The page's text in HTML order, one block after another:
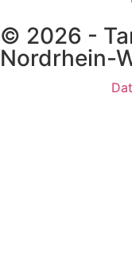
© 2026 -
Nordrhein-